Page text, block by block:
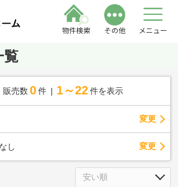
物件検索 その他 メニュー
覧
販売数 0 件 1～22 件を表示
変更
なし 変更